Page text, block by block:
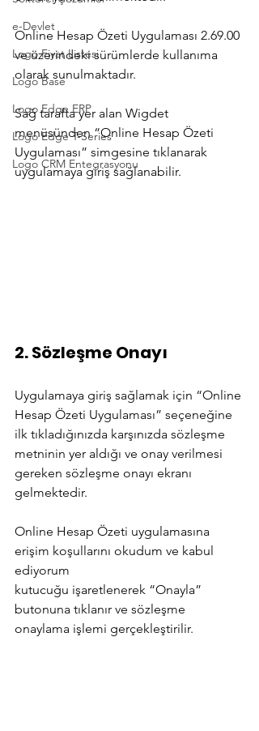
e-Devlet
Logo Fiyat Listesi
Logo Base
Logo Edge ERP
Logo Edge T-Series
Logo CRM Entegrasyonu
Online Hesap Özeti Uygulaması 2.69.00
ve üzerindeki sürümlerde kullanıma
olarak sunulmaktadır.
Sağ tarafta yer alan Wigdet
menüsünden “Online Hesap Özeti
Uygulaması” simgesine tıklanarak
uygulamaya giriş sağlanabilir.
2. Sözleşme Onayı
Uygulamaya giriş sağlamak için “Online
Hesap Özeti Uygulaması” seçeneğine
ilk tıkladığınızda karşınızda sözleşme
metninin yer aldığı ve onay verilmesi
gereken sözleşme onayı ekranı
gelmektedir.
Online Hesap Özeti uygulamasına
erişim koşullarını okudum ve kabul
ediyorum
kutucuğu işaretlenerek “Onayla”
butonuna tıklanır ve sözleşme
onaylama işlemi gerçekleştirilir.